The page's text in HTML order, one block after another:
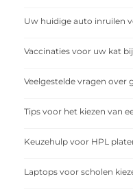
Uw huidige auto inruilen
Vaccinaties voor uw kat
Veelgestelde vragen over
Tips voor het kiezen van
Keuzehulp voor HPL
Laptops voor scholen